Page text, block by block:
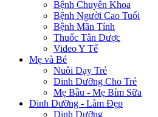
Bệnh Chuyên Khoa
Bệnh Người Cao Tuổi
Bệnh Mãn Tính
Thuốc Tân Dược
Video Y Tế
Mẹ và Bé
Nuôi Dạy Trẻ
Dinh Dưỡng Cho Trẻ
Mẹ Bầu - Mẹ Bỉm Sữa
Dinh Dưỡng - Làm Đẹp
Dinh Dưỡng